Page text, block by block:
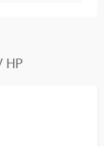
HP